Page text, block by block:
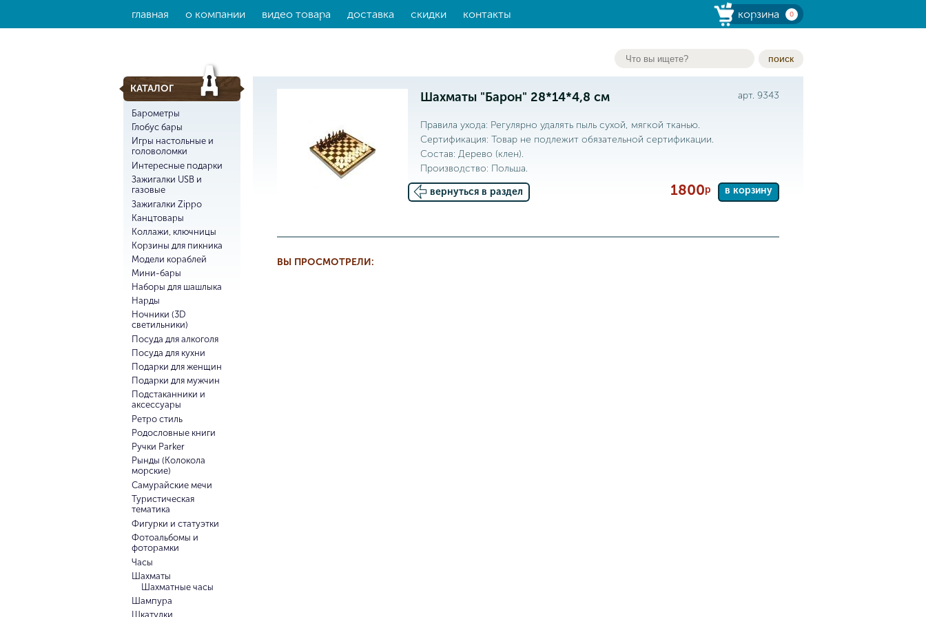
главная о компании видео товара доставка скидки контакты корзина 0
поиск
КАТАЛОГ
Барометры
Глобус бары
Игры настольные и
головоломки
Интересные подарки
Зажигалки USB и
газовые
Зажигалки Zippo
Канцтовары
Коллажи, ключницы
Корзины для пикника
Модели кораблей
Мини-бары
Наборы для шашлыка
Нарды
Ночники (3D
светильники)
Посуда для алкоголя
Посуда для кухни
Подарки для женщин
Подарки для мужчин
Подстаканники и
аксессуары
Ретро стиль
Родословные книги
Ручки Parker
Рынды (Колокола
морские)
Самурайские мечи
Туристическая
тематика
Фигурки и статуэтки
Фотоальбомы и
фоторамки
Часы
Шахматы
Шахматные часы
Шампура
Шкатулки
Шахматы "Барон" 28*14*4,8 см арт. 9343
Правила ухода: Регулярно удалять пыль сухой, мягкой тканью.
Сертификация: Товар не подлежит обязательной сертификации.
Состав: Дерево (клен).
Производство: Польша.
вернуться в раздел
1800р в корзину
ВЫ ПРОСМОТРЕЛИ: